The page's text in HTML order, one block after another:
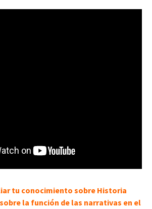
tu conocimiento sobre Historia
la función de las narrativas en el